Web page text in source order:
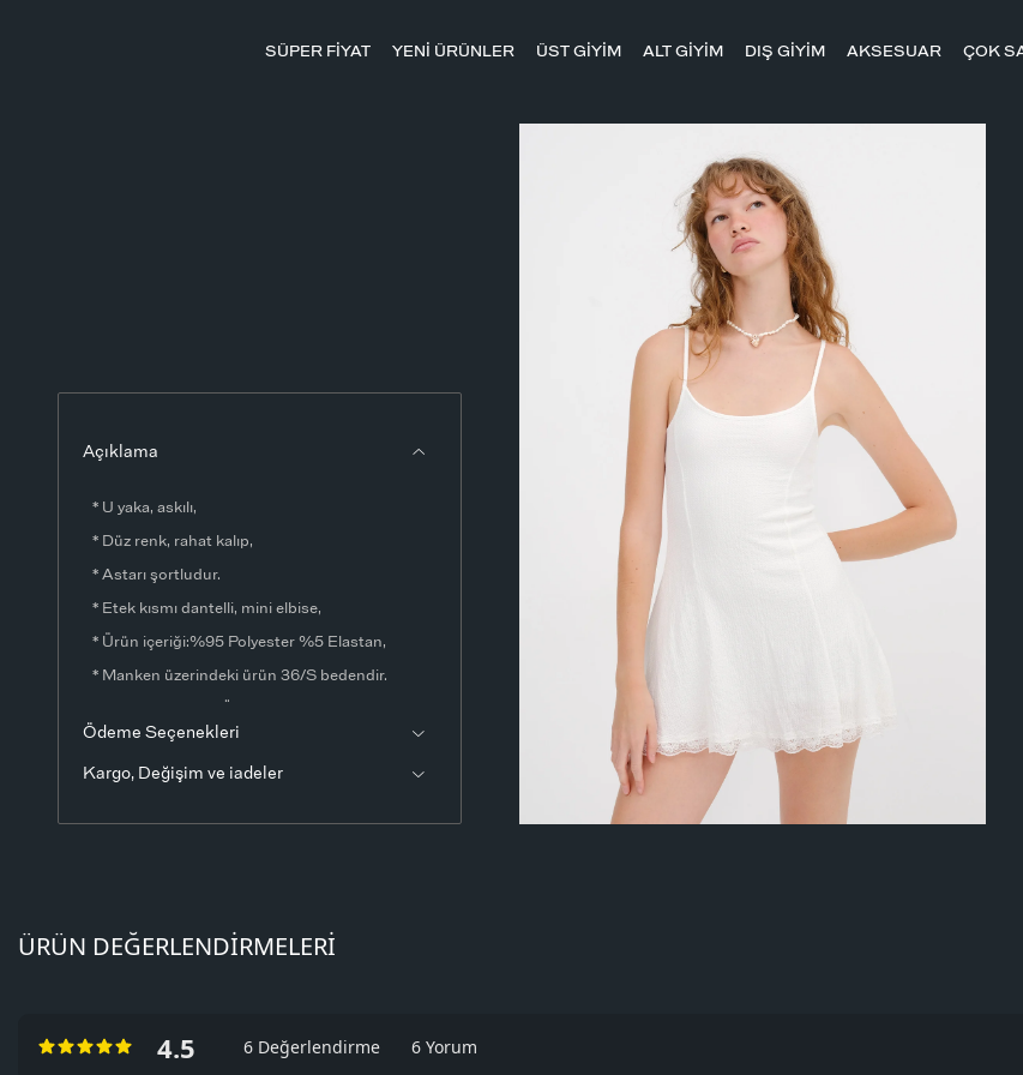
SÜPER FİYAT YENİ ÜRÜNLER ÜST GİYİM ALT GİYİM DIŞ GİYİM AKSESUAR ÇOK
Açıklama
* U yaka, askılı,
* Düz renk, rahat kalıp,
* Astarı şortludur.
* Etek kısmı dantelli, mini elbise,
* Ürün içeriği:%95 Polyester %5 Elastan,
* Manken üzerindeki ürün 36/S bedendir.
60 cm (1-3 cm arasında değişiklik gösterebilir)
* Ürün çekimlerinde renkler, ışık farklılığından
Ödeme Seçenekleri
Kargo, Değişim ve iadeler
ÜRÜN DEĞERLENDIRMELERI
4.5 6 Değerlendirme 6 Yorum